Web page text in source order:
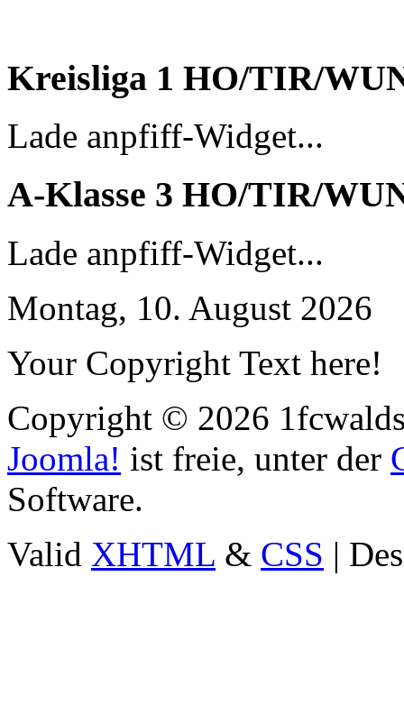
Kreisliga 1 HO/TIR/
Lade anpfiff-Widget...
A-Klasse 3 HO/TIR/
Lade anpfiff-Widget...
Montag, 10. August 2026
Your Copyright Text here!
Copyright © 2026
Joomla! ist freie, unter der
Software.
Valid XHTML & CSS |